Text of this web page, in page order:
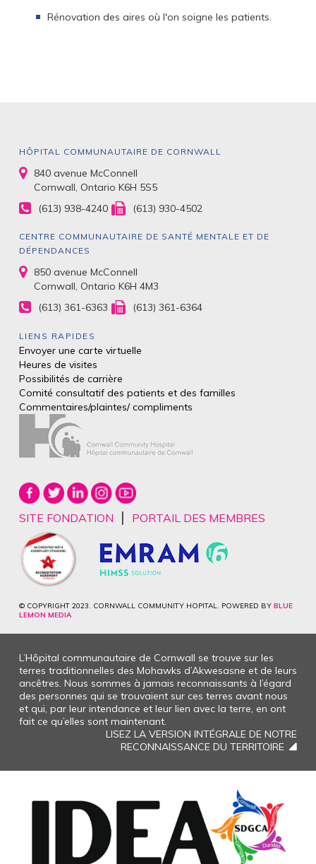
Rénovation des aires où l'on soigne les patients.
HÔPITAL COMMUNAUTAIRE DE CORNWALL
840 avenue McConnell
Cornwall, Ontario K6H 5S5
(613) 938-4240
(613) 930-4502
CENTRE COMMUNAUTAIRE DE SANTÉ MENTALE ET DE
DÉPENDANCES
850 avenue McConnell
Cornwall, Ontario K6H 4M3
(613) 361-6363
(613) 361-6364
LIENS RAPIDES
Envoyer une carte virtuelle
Heures de visites
Possibilités de carrière
Comité consultatif des patients et des familles
Commentaires/plaintes/compliments
SITE FONDATION | PORTAIL DES MEMBRES
© COPYRIGHT 2023. CORNWALL COMMUNITY HOPITAL. POWERED BY BLUE
LEMON MEDIA
L’Hôpital communautaire de Cornwall se trouve sur les
terres traditionnelles des Mohawks d’Akwesasne et de leurs
ancêtres. Nous sommes à jamais reconnaissants à l’égard
des personnes qui se trouvaient sur ces terres avant nous
et qui, par leur intendance et leur lien avec la terre, en ont
fait ce qu’elles sont maintenant.
LISEZ LA VERSION INTÉGRALE DE NOTRE
RECONNAISSANCE DU TERRITOIRE